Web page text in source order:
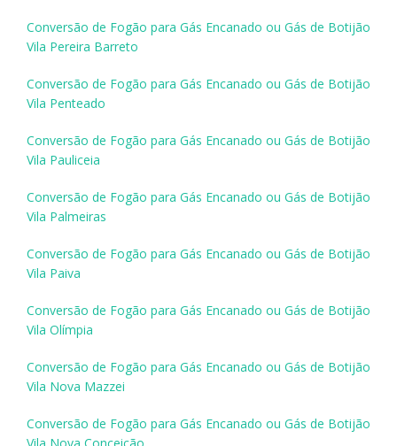
Conversão de Fogão para Gás Encanado ou Gás de Botijão
Vila Pereira Barreto
Conversão de Fogão para Gás Encanado ou Gás de Botijão
Vila Penteado
Conversão de Fogão para Gás Encanado ou Gás de Botijão
Vila Pauliceia
Conversão de Fogão para Gás Encanado ou Gás de Botijão
Vila Palmeiras
Conversão de Fogão para Gás Encanado ou Gás de Botijão
Vila Paiva
Conversão de Fogão para Gás Encanado ou Gás de Botijão
Vila Olímpia
Conversão de Fogão para Gás Encanado ou Gás de Botijão
Vila Nova Mazzei
Conversão de Fogão para Gás Encanado ou Gás de Botijão